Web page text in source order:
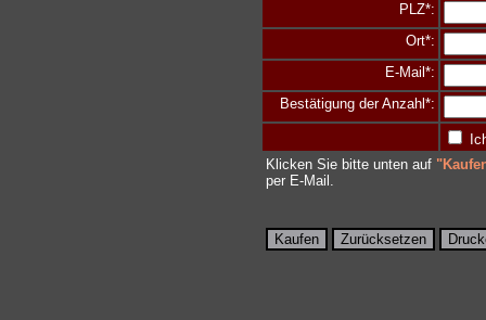
PLZ*:
Ort*:
E-Mail*:
Bestätigung der Anzahl*:
Klicken Sie bitte unten auf
per E-Mail.